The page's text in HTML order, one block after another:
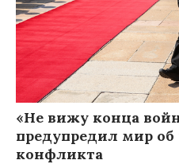
«Не вижу конца
предупредил мир об
конфликта